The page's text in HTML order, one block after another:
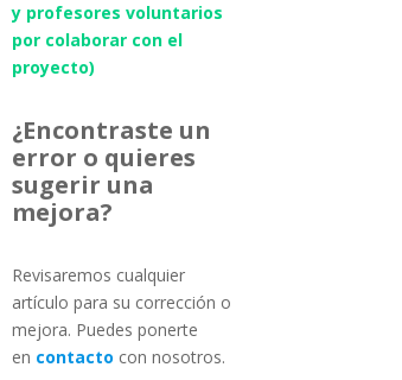
y profesores voluntarios
por colaborar con el
proyecto)
¿Encontraste un
error o quieres
sugerir una
mejora?
Revisaremos cualquier
artículo para su corrección o
mejora. Puedes ponerte
en contacto con nosotros.